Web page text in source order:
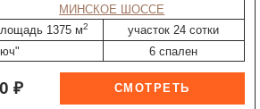
МИНСКОЕ ШОССЕ
1375 м2
участок 24 сотки
6 спален
₽